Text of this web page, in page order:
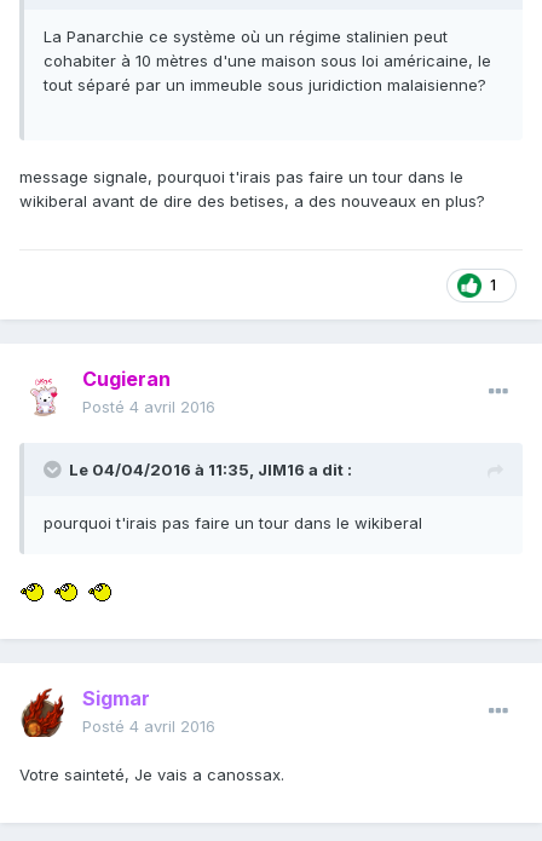
La Panarchie ce système où un régime stalinien peut
cohabiter à 10 mètres d'une maison sous loi américaine, le
tout séparé par un immeuble sous juridiction malaisienne?
message signale, pourquoi t'irais pas faire un tour dans le
wikiberal avant de dire des betises, a des nouveaux en plus?
1
Cugieran
Posté 4 avril 2016
Le 04/04/2016 à 11:35, JIM16 a dit :
pourquoi t'irais pas faire un tour dans le wikiberal
Sigmar
Posté 4 avril 2016
Votre sainteté, Je vais a canossax.